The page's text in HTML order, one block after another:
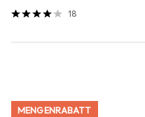
18
MENGENRABATT